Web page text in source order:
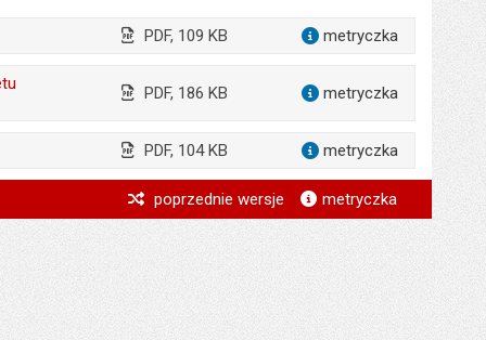
PDF, 109 KB metryczka
PDF, 186 KB metryczka
PDF, 104 KB metryczka
*
poprzednie wersje metryczka